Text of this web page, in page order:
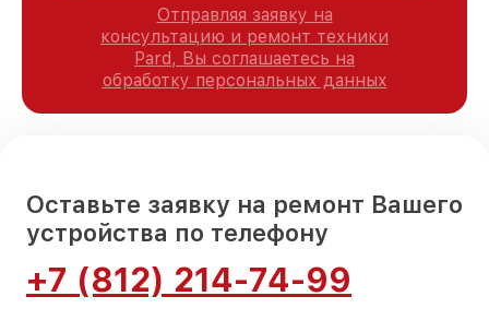
Отправляя заявку на
консультацию и ремонт техники
Pard, Вы соглашаетесь на
обработку персональных данных
Оставьте заявку на ремонт Вашего
устройства по телефону
+7 (812) 214-74-99